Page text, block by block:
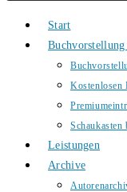
durchsuchen
Start
Kostenlosen
Schaukasten
Leistungen
Archive